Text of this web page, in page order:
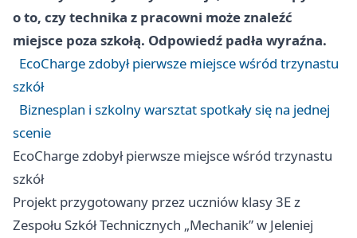
o to, czy technika z pracowni może znaleźć
miejsce poza szkołą. Odpowiedź padła wyraźna.
EcoCharge zdobył pierwsze miejsce wśród trzynastu
szkół
Biznesplan i szkolny warsztat spotkały się na jednej
scenie
EcoCharge zdobył pierwsze miejsce wśród trzynastu
szkół
Projekt przygotowany przez uczniów klasy 3E z
Zespołu Szkół Technicznych „Mechanik” w Jeleniej